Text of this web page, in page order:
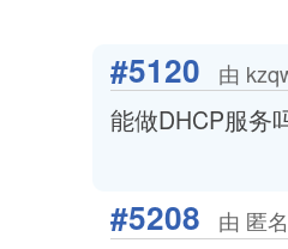
#5120 由
能做DHCP服务
#5208 由 匿